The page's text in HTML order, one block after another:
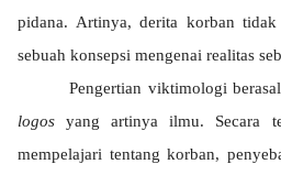
pidana. Artinya, derita korban
sebuah konsepsi mengenai realitas
Pengertian viktimologi
logosyang artinya ilmu. Secara
mempelajari tentang korban,